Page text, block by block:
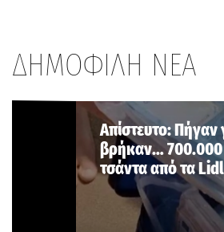
ΔΗΜΟΦΙΛΗ ΝΕΑ
Aπίστευτο: Πήγαν
βρήκαν…
τσάντα από τα Lidl